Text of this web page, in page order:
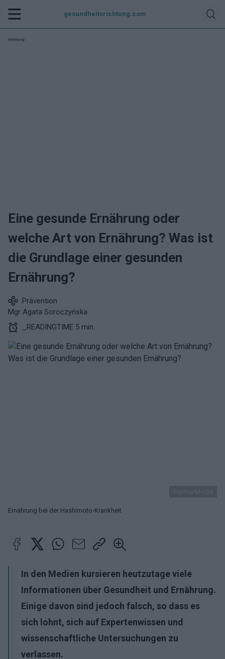
gesundheitsrichtung.com
Werbung:
Eine gesunde Ernährung oder
welche Art von Ernährung? Was ist
die Grundlage einer gesunden
Ernährung?
Prävention
Mgr Agata Soroczyńska
_READINGTIME 5 min.
Ernährung bei der Hashimoto-Krankheit
In den Medien kursieren heutzutage viele
Informationen über Gesundheit und Ernährung.
Einige davon sind jedoch falsch, so dass es
sich lohnt, sich auf Expertenwissen und
wissenschaftliche Untersuchungen zu
verlassen.